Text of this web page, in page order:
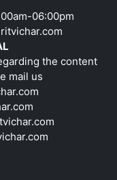
06:00pm
the content
mail us